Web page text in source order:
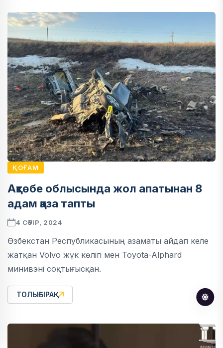
ҚОҒАМ
Ақтөбе облысында жол апатынан 8
адам қаза тапты
4 СӘУІР, 2024
Өзбекстан Республикасының азаматы айдап келе
жатқан Volvo жүк көлігі мен Toyota-Alphard
минивэні соқтығысқан.
ТОЛЫҒЫРАҚ